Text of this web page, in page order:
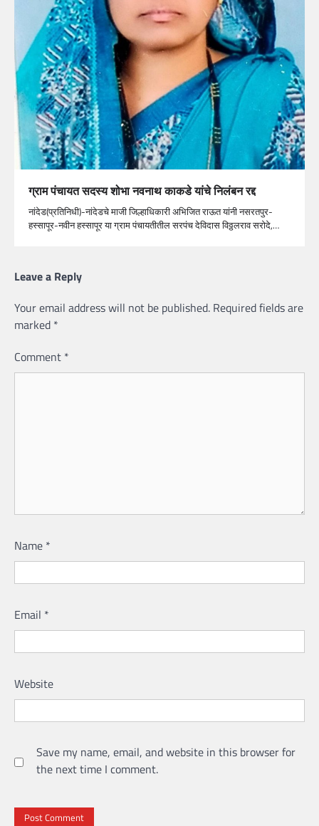
ग्राम पंचायत सदस्य शोभा नवनाथ काकडे यांचे निलंबन रद्द
नांदेड(प्रतिनिधी)-नांदेडचे माजी जिल्हाधिकारी अभिजित राऊत यांनी नसरतपुर-
हस्सापूर-नवीन हस्सापूर या ग्राम पंचायतीतील सरपंच देविदास विठ्ठलराव सरोदे,…
Leave a Reply
Your email address will not be published. Required fields are
marked *
Comment *
Name *
Email *
Website
Save my name, email, and website in this browser for
the next time I comment.